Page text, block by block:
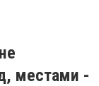
местами -